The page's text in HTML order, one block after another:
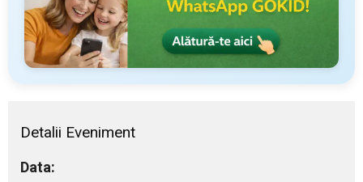
Detalii Eveniment
Data: